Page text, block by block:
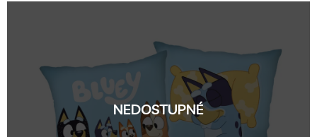
hvězdiček.
NEDOSTUPNÉ